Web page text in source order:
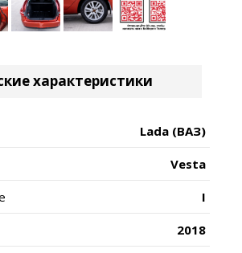
характеристики
Lada (ВАЗ)
Vesta
I
2018